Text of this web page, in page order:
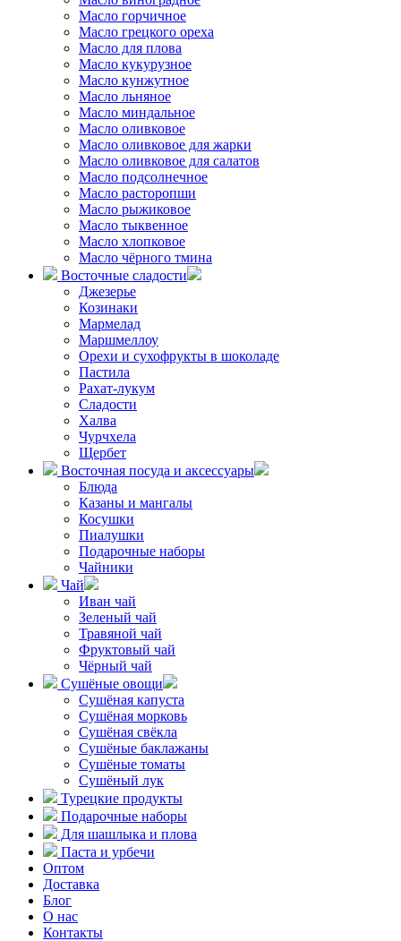
Масло горчичное
Масло грецкого ореха
Масло для плова
Масло кукурузное
Масло кунжутное
Масло льняное
Масло миндальное
Масло оливковое
Масло оливковое для жарки
Масло оливковое для салатов
Масло подсолнечное
Масло расторопши
Масло рыжиковое
Масло тыквенное
Масло хлопковое
Масло чёрного тмина
Восточные сладости
Джезерье
Козинаки
Мармелад
Маршмеллоу
Орехи и сухофрукты в шоколаде
Пастила
Рахат-лукум
Сладости
Халва
Чурчхела
Щербет
Восточная посуда и аксессуары
Блюда
Казаны и мангалы
Косушки
Пиалушки
Подарочные наборы
Чайники
Чай
Иван чай
Зеленый чай
Травяной чай
Фруктовый чай
Чёрный чай
Сушёные овощи
Сушёная капуста
Сушёная морковь
Сушёная свёкла
Сушёные баклажаны
Сушёные томаты
Сушёный лук
Турецкие продукты
Подарочные наборы
Для шашлыка и плова
Паста и урбечи
Оптом
Доставка
Блог
О нас
Контакты